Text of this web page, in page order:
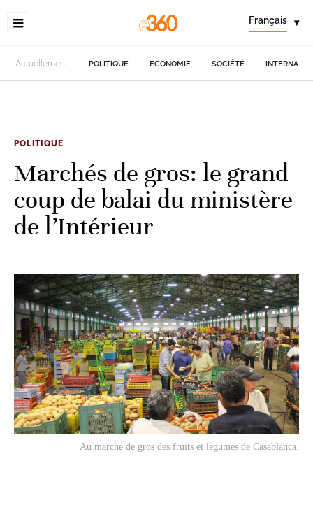
Français ▾
Actuellement POLITIQUE ECONOMIE SOCIÉTÉ
POLITIQUE
Marchés de gros: le grand
coup de balai du ministère
de l’Intérieur
Au marché de gros des fruits et légumes de Casablanca.